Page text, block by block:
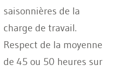
saisonnières de la
charge de travail.
Respect de la moyenne
de 45 ou 50 heures sur